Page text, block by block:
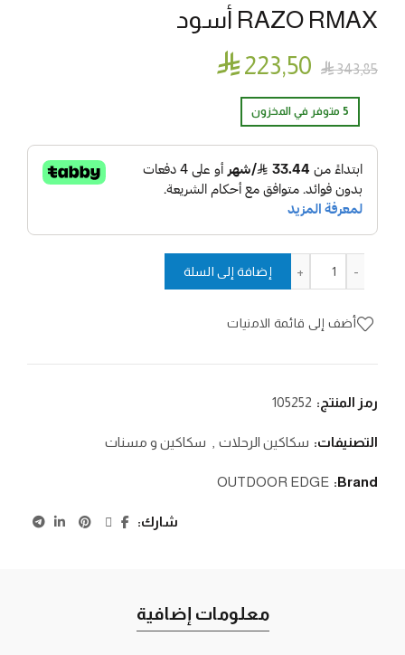
RAZO RMAX أسود
 343٫85  223٫50
5 متوفر في المخزون
إضافة إلى السلة
أضف إلى قائمة الامنيات
رمز المنتج: 105252
التصنيفات: سكاكين الرحلات سكاكين و مسنات
Brand:
OUTDOOR EDGE
شارك
معلومات إضافية